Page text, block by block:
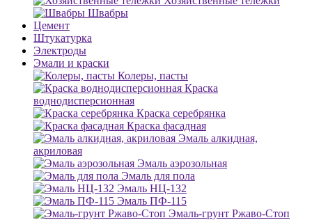
Швабры
Цемент
Штукатурка
Электроды
Эмали и краски
Колеры, пасты
Краска
воднодисперсионная
Краска серебрянка
Краска фасадная
Эмаль алкидная,
акриловая
Эмаль аэрозольная
Эмаль для пола
Эмаль НЦ-132
Эмаль ПФ-115
Эмаль-грунт Ржаво-Стоп